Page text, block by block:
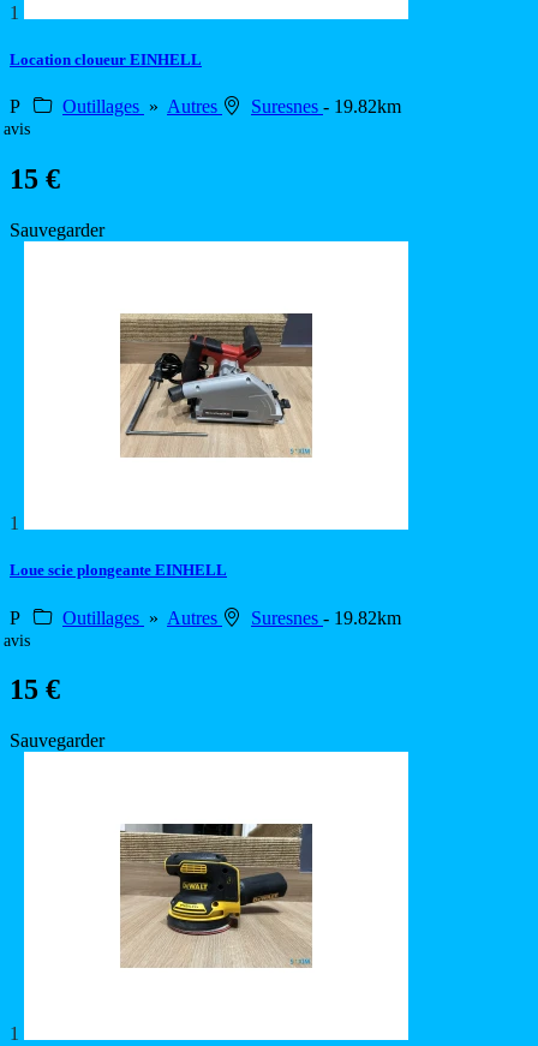
1
Location cloueur EINHELL
P Outillages » Autres Suresnes - 19.82km
avis
15 €
Sauvegarder
1
Loue scie plongeante EINHELL
P Outillages » Autres Suresnes - 19.82km
avis
15 €
Sauvegarder
1